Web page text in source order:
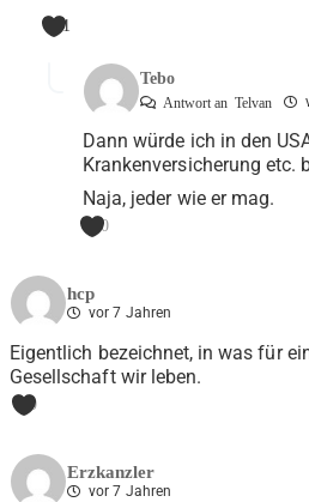
1
Tebo
Antwort an Telvan
Dann würde ich in den
Krankenversicherung etc.
Naja, jeder wie er mag.
0
hcp
vor 7 Jahren
Eigentlich bezeichnet, in was für
Gesellschaft wir leben.
0
Erzkanzler
vor 7 Jahren